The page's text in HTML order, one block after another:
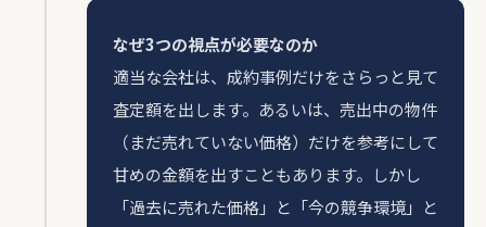
なぜ3つの視点が必要なのか
適当な会社は、成約事例だけをさらっと見て
査定額を出します。あるいは、売出中の物件
（まだ売れていない価格）だけを参考にして
甘めの金額を出すこともあります。しかし
「過去に売れた価格」と「今の競争環境」と